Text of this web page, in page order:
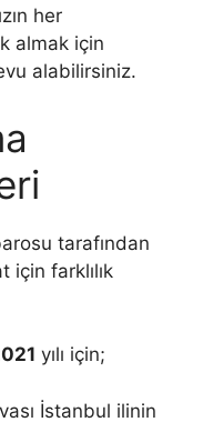
her
almak için
alabilirsiniz.
tarafından
farklılık
yılı için;
İstanbul ilinin